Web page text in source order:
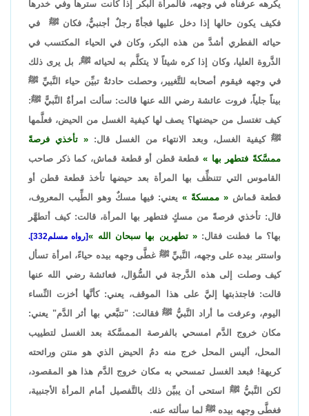
يكرهه عرفناه في وجهه، فالمرأة البكر إذا كانت سترها وفي خدرها
فكيف يكون حالها إذا دخل عليها فجأةً رجلٌ أجنبيٌّ، فكان ﷺ في
حيائه الفطري أشدَّ من هذه البكر، وكان في الحياء المكتسب في
الذَّروة العليا، وكان إذا كره شيئاً لا يتكلَّم به لحيائه ﷺ، بل يرى ذلك
في وجهه فيقوم أصحابه للتَّغيير، وحصلت حادثةٌ تبيِّن حياء النَّبيِّ ﷺ
بيناً جلياً، فروت عائشة رضي الله عنها قالت: سألت امرأةٌ النَّبيًّ ﷺ:
كيف تغتسل من حيضتها؟ يصف لها كيفية الغسل من الحيض، فعلَّمها
ﷺ كيفية الغسل، وبعد الانتهاء من الغسل قال:
تأخذي فرصةً
ممسَّكةً فتطهر بها
قطعة قطن أو قطعة قماش، كما ذكر صاحب
القاموس التي تتنظِّف بها المرأة بعد حيضها تأخذ قطعة قطن أو
قطعة قماش
ممسكةً
يعني: فيها مسكٌ وهو الطِّيب المعروف،
قال: تأخذي فرصةً من مسكٍ فتطهر بها المرأة، قالت: كيف أتطهَّر
بها؟ ما فطنت فقال:
تطهرين بها سبحان الله [رواه مسلم332].
واستتر بيده على وجهه، النَّبيِّ ﷺ غطَّى وجهه بيده حياءً، امرأة تسأل
كيف وصلت إلى هذه الدَّرجة في السُّؤال، فعائشة رضي الله عنها
قالت: فاجتذبتها إليَّ على هذا الموقف، يعني: كأنَّها أخزت النِّساء
اليوم، وعرفت ما أراد النَّبيُّ ﷺ فقالت: "تتبَّعي بها أثر الدَّم" يعني:
مكان خروج الدَّم امسحي بالفرصة الممسَّكة بعد الغسل لتطييب
المحل، أليس المحل خرج منه دمُ الحيض الذي هو منتن ورائحته
كريهة! فبعد الغسل تمسحي به مكان خروج الدَّم هذا هو المقصود،
لكن النَّبيُّ ﷺ استحى أن يبيِّن ذلك بالتَّفصيل أمام المرأة الأجنبية،
فغطَّى وجهه بيده ﷺ لما سألته عنه.